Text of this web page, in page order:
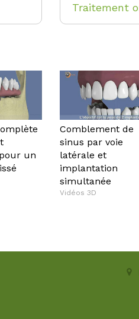
un
Comblement de
sinus par voie
latérale et
implantation
simultanée
Vidéos 3D